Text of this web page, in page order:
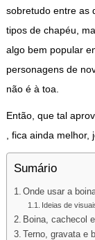
sobretudo entre as
tipos de chapéu,
algo bem popular
personagens de
não é à toa.
Então, que tal
, fica ainda melhor,
Sumário
Onde usar a
Ideias de
Boina, cachecol
Terno, gravata e